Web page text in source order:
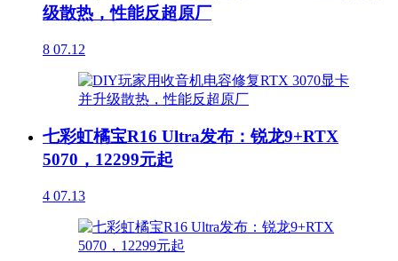
级散热，性能反超原厂
8 07.12
七彩虹橘宝R16 Ultra发布：锐龙9+RTX
5070，12299元起
4 07.13